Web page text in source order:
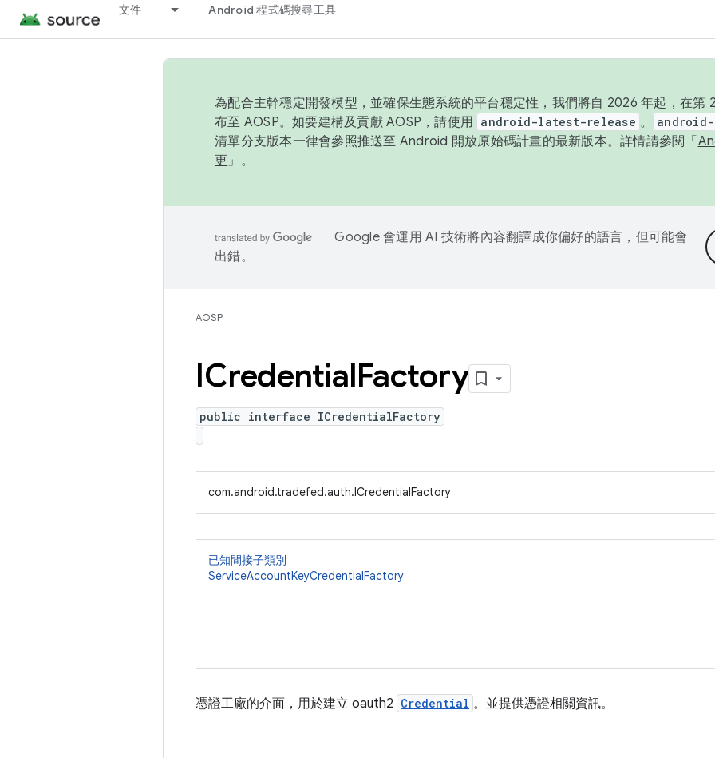
文件 Android 程式碼搜尋工具
為配合主幹穩定開發模型，並確保生態系統的平台穩定性，我們將自 2026 年起，在第
布至 AOSP。如要建構及貢獻 AOSP，請使用 android-latest-release 。
清單分支版本一律會參照推送至 Android 開放原始碼計畫的最新版本。詳情請參閱「
更 」。
Google 會運用 AI 技術將內容翻譯成你偏好的語言，但可能會
出錯。
AOSP
ICredentialFactory
public interface ICredentialFactory
com.android.tradefed.auth.ICredentialFactory
已知間接子類別
ServiceAccountKeyCredentialFactory
憑證工廠的介面，用於建立 oauth2 Credential 。並提供憑證相關資訊。